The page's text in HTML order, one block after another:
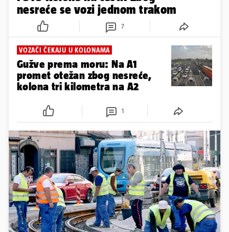
nesreće se vozi jednom trakom
7
VOZAČI ČEKAJU U KOLONAMA
Gužve prema moru: Na A1
promet otežan zbog nesreće,
kolona tri kilometra na A2
1